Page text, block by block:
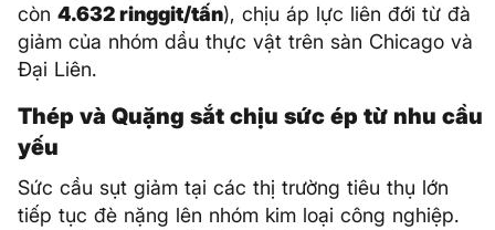
còn 4.632 ringgit/tấn), chịu áp lực liên đới từ đà
giảm của nhóm dầu thực vật trên sàn Chicago và
Đại Liên.
Thép và Quặng sắt chịu sức ép từ nhu cầu
yếu
Sức cầu sụt giảm tại các thị trường tiêu thụ lớn
tiếp tục đè nặng lên nhóm kim loại công nghiệp.